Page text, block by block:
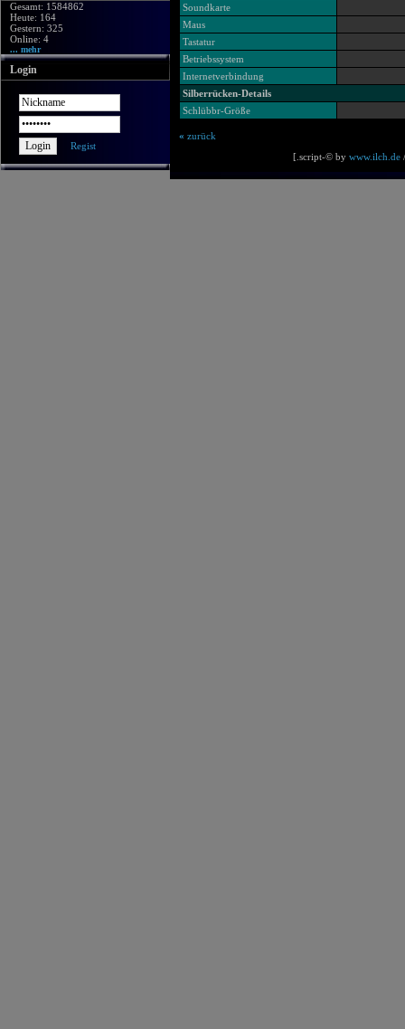
Gesamt: 1584862
Heute: 164
Gestern: 325
Online: 4
... mehr
Login
Regist
Soundkarte
Maus
Tastatur
Betriebssystem
Internetverbindung
Silberrücken-Details
Schlübbr-Größe
« zurück
[.script-© by www.ilch.de/